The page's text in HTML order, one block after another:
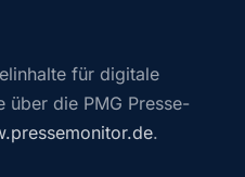
für digitale
über die PMG Presse-
.